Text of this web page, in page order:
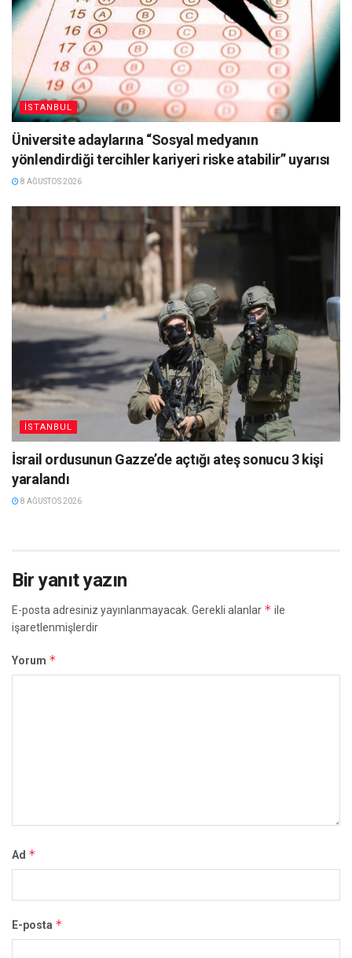
İSTANBUL
Üniversite adaylarına “Sosyal medyanın
yönlendirdiği tercihler kariyeri riske atabilir” uyarısı
8 AĞUSTOS 2026
İSTANBUL
İsrail ordusunun Gazze’de açtığı ateş sonucu 3 kişi
yaralandı
8 AĞUSTOS 2026
Bir yanıt yazın
E-posta adresiniz yayınlanmayacak. Gerekli alanlar * ile
işaretlenmişlerdir
Yorum *
Ad *
E-posta *